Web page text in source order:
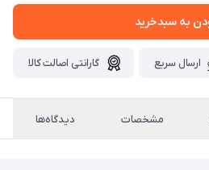
به سبدخرید
ارسال سریع گارانتی اصالت کالا
مشخصات دیدگاه‌ها